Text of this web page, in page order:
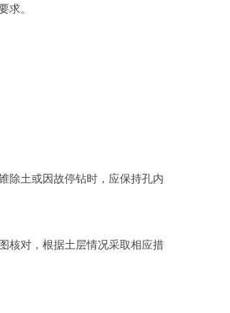
求。
土或因故停钻时，应保持孔内
对，根据土层情况采取相应措